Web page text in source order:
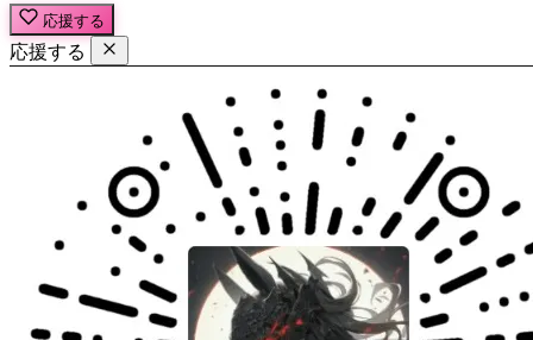
応援する
応援する